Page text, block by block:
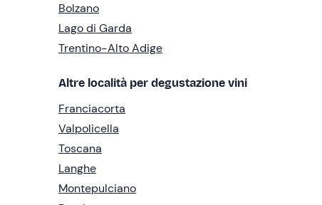
Bolzano
Lago di Garda
Trentino-Alto Adige
Altre località per degustazione vini
Franciacorta
Valpolicella
Toscana
Langhe
Montepulciano